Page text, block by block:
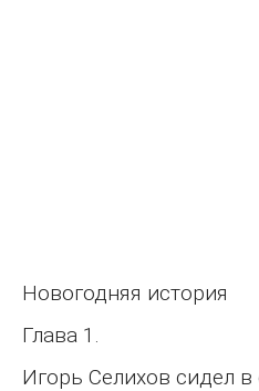
Новогодняя история
Глава 1.
Игорь Селихов сидел